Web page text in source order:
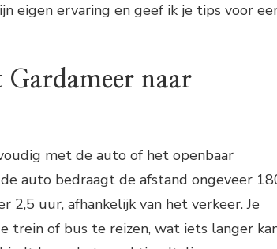
eigen ervaring en geef ik je tips voor
naar
met de auto of het openbaar
auto bedraagt de afstand ongeveer
uur, afhankelijk van het verkeer. Je
trein of bus te reizen, wat iets langer